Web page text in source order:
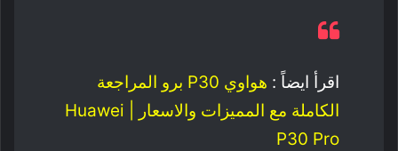
اقرأ ايضاً :
هواوي P30 برو المراجعة
الكاملة مع المميزات والاسعار | Huawei
P30 Pro